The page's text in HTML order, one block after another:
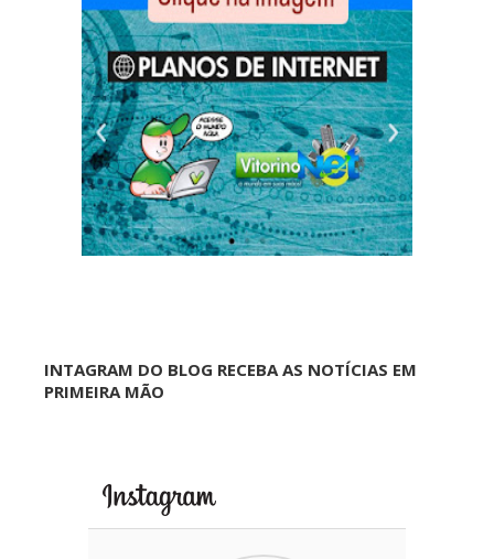
INTAGRAM DO BLOG RECEBA AS NOTÍCIAS EM
PRIMEIRA MÃO